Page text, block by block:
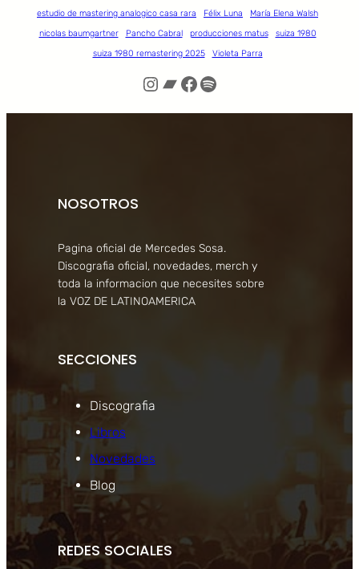
estudio de mastering analogico casa rara
Félix Luna
María Elena Walsh
nicolas baumgartner
Pancho Cabral producciones matus
suiza 1980
suiza 1980 remastering 2025
Violeta Parra
Instagram
Bandcamp
Facebook
Spotify
NOSOTROS
Pagina oficial de Mercedes Sosa.
Discografia oficial, novedades, merch y
toda la informacion que necesites sobre
la VOZ DE LATINOAMERICA
SECCIONES
Discografia
Libros
Novedades
Blog
REDES SOCIALES